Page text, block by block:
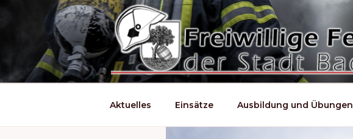
Aktuelles Einsätze Ausbildung und Übungen